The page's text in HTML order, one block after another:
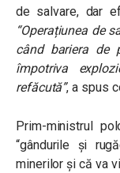
de salvare, dar
“Operațiunea de
când bariera de
împotriva
refăcută”, a spus
Prim-ministrul
“gândurile și
minerilor și că va